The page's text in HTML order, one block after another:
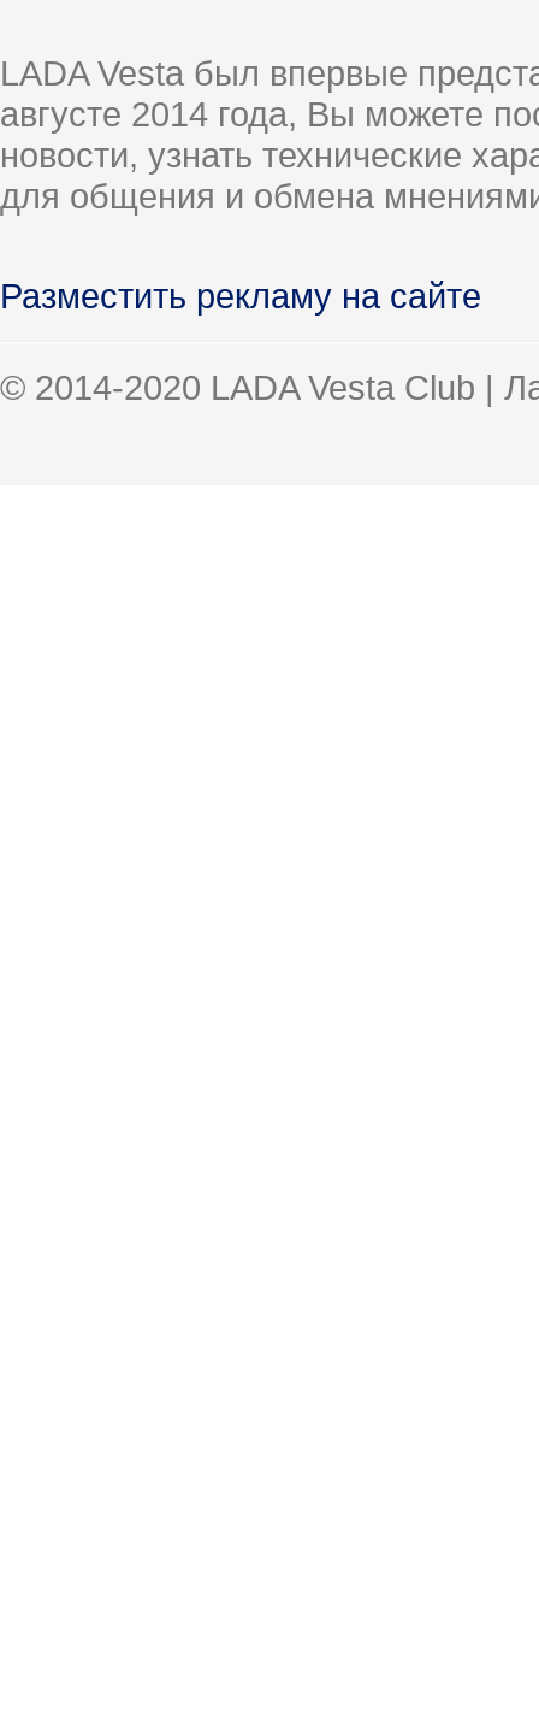
LADA Vesta был впервые
августе 2014 года, Вы можете
новости, узнать технические
для общения и обмена
Разместить рекламу на сайте
© 2014-2020 LADA Vesta Club |